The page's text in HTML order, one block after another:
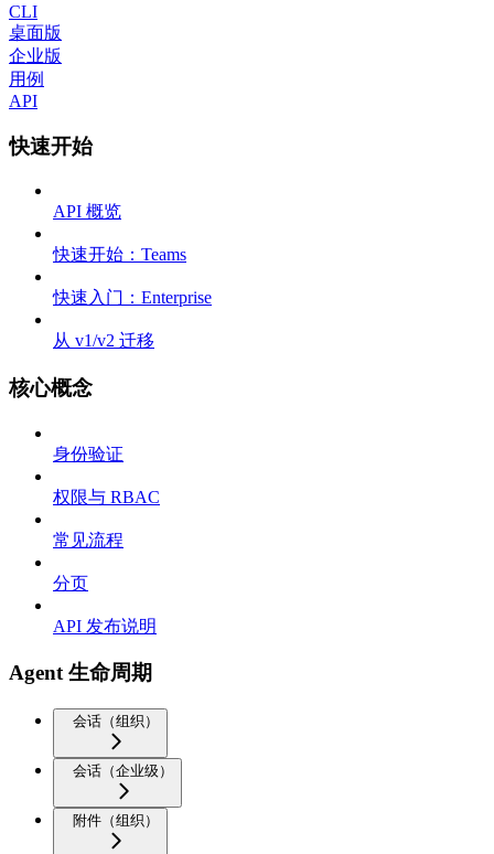
CLI
桌面版
企业版
用例
API
快速开始
API 概览
快速开始：Teams
快速入门：Enterprise
从 v1/v2 迁移
核心概念
身份验证
权限与 RBAC
常见流程
分页
API 发布说明
Agent 生命周期
会话（组织）
会话（企业级）
附件（组织）